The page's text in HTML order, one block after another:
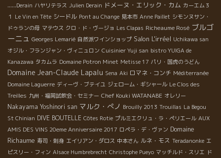
......Derain ハヤリテラス Julien Derain ドメーヌ・エリック・カム カーエム３
１ Le Vin en Tête シードル Pont au Change 見本市 Anne Paillet シモンヌサン・
ドゥランの母 マテウス クロ・ド・ヴージョ Les Clapas Richeaume Rosé ブルゴ
ーニュ Georges Lemarié 自然派ワインショップ Salon L'irréel Uchikawa san
オジル・フランジャン・ヴィニュロン Cuisinier Yuji san bistro YUIGA de
Kanazawa タカムラ Domaine Potron Minet Metisse 17 パリ・国虎のうどん
Domaine Jean-Claude Lapalu Sena Aki ロマネ・コンチ Méditerranée
Domaine Laguerre ディーヴ・ブテイユ ジェローム・ギシャール Le Clos des
Treilles 九州・福岡試飲会・セミナー Chef Kouki WATANABE オレリー
Nakayama Yoshinori san マルク・ぺノ Brouilly 2013 Trouillas La Begou
St Chinian DIVE BOUTELLE Côtes Rotie プルミエクリュ・ラ・ペリエール AUX
AMIS DES VINS 20eme Anniversaire 2017 ロペラ・デ・ヴァン Domaine
Richaume 寿司・刺身 エイリアン・ダロス 中本さん ルネ・モス Teradanonke エ
ピスリー・フィン Alsace Humbrebrecht Christophe Pueyo マッチルド・スリエ ド